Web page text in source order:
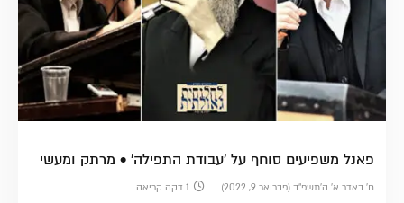
פאנל משפיעים סוחף על 'עבודת התפילה' • מרתק ומעשי
ח׳ באדר א׳ ה׳תשפ״ב (פברואר 9, 2022) 1 דקה קריאה